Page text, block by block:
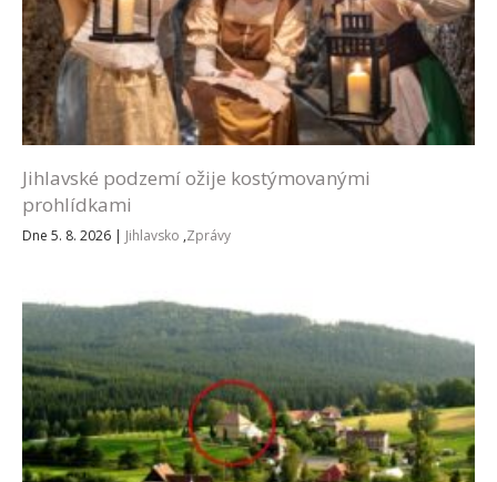
Jihlavské podzemí ožije kostýmovanými
prohlídkami
Dne 5. 8. 2026 | Jihlavsko ,Zprávy